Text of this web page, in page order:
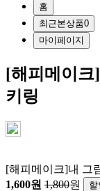
홈
최근본상품0
마이페이지
[해피메이크
키링
[해피메이크]내 그
1,600원 1,800원 할